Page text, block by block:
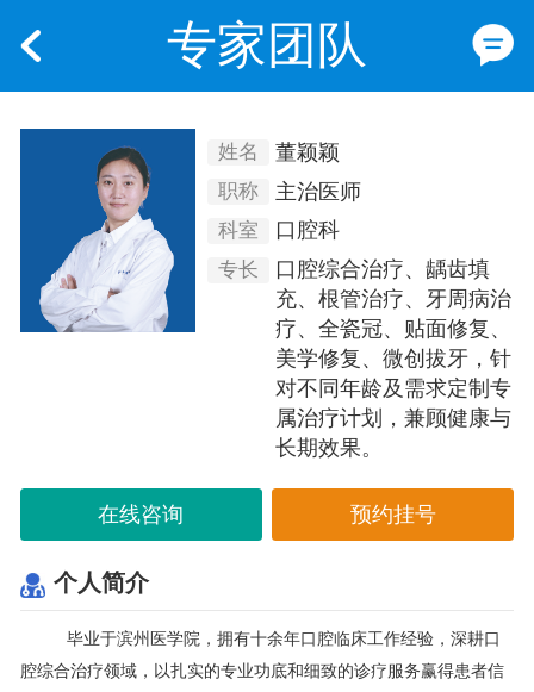
专家团队
姓名 董颖颖
职称 主治医师
科室 口腔科
专长
口腔综合治疗、龋齿填
充、根管治疗、牙周病治
疗、全瓷冠、贴面修复、
美学修复、微创拔牙，针
对不同年龄及需求定制专
属治疗计划，兼顾健康与
长期效果。
在线咨询 预约挂号
个人简介
毕业于滨州医学院，拥有十余年口腔临床工作经验，深耕口
腔综合治疗领域，以扎实的专业功底和细致的诊疗服务赢得患者信